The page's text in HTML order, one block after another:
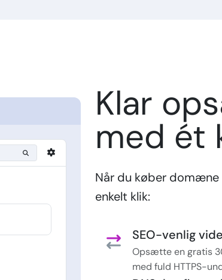
Klar
med ét
Når du køber domæne
enkelt klik:
SEO-venlig
Opsætte en gratis
med fuld HTTPS-